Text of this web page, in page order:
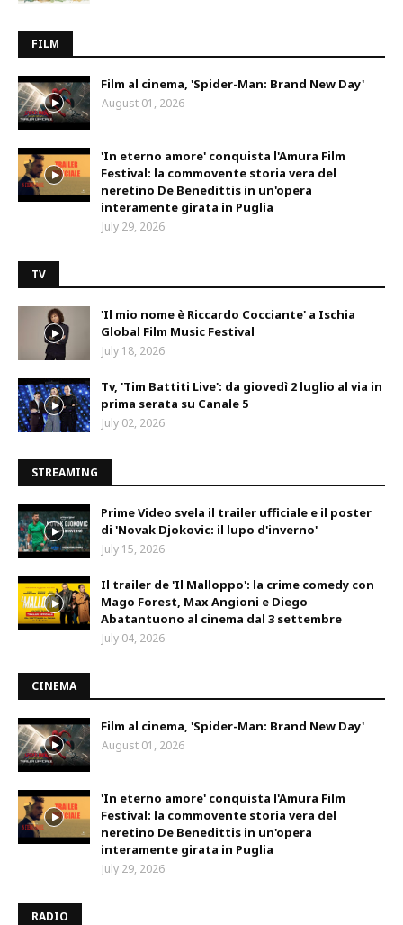
FILM
Film al cinema, 'Spider-Man: Brand New Day'
August 01, 2026
'In eterno amore' conquista l'Amura Film
Festival: la commovente storia vera del
neretino De Benedittis in un'opera
interamente girata in Puglia
July 29, 2026
TV
'Il mio nome è Riccardo Cocciante' a Ischia
Global Film Music Festival
July 18, 2026
Tv, 'Tim Battiti Live': da giovedì 2 luglio al via in
prima serata su Canale 5
July 02, 2026
STREAMING
Prime Video svela il trailer ufficiale e il poster
di 'Novak Djokovic: il lupo d'inverno'
July 15, 2026
Il trailer de 'Il Malloppo': la crime comedy con
Mago Forest, Max Angioni e Diego
Abatantuono al cinema dal 3 settembre
July 04, 2026
CINEMA
Film al cinema, 'Spider-Man: Brand New Day'
August 01, 2026
'In eterno amore' conquista l'Amura Film
Festival: la commovente storia vera del
neretino De Benedittis in un'opera
interamente girata in Puglia
July 29, 2026
RADIO